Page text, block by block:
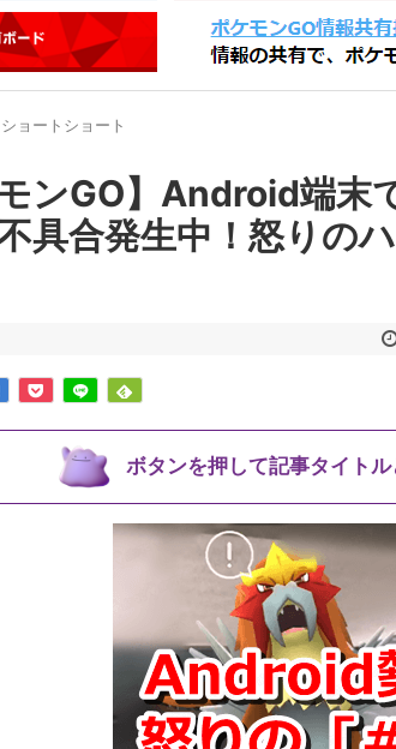
ショートショート
モンGO】Android端末
具合発生中！怒りの
ボタンを押して記事タイト